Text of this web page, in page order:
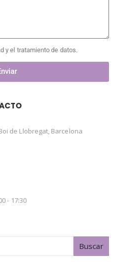
y el tratamiento de datos.
de Llobregat, Barcelona
- 17:30
Buscar